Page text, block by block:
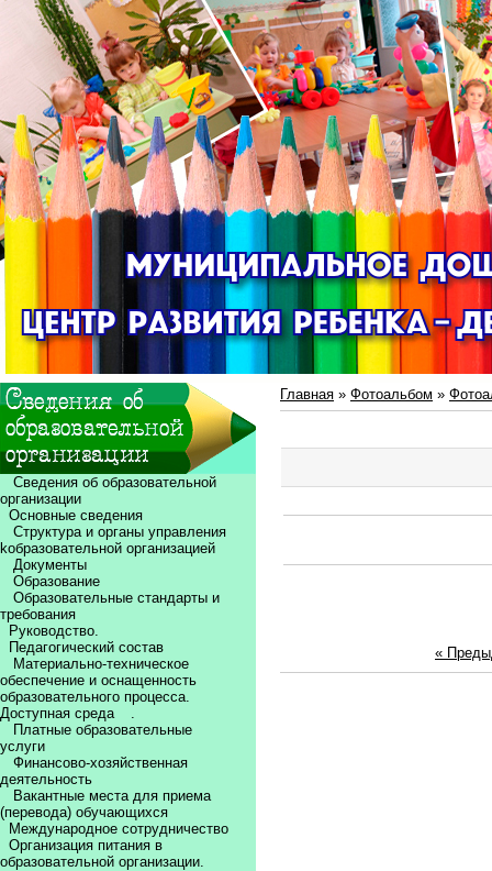
Сведения об образовательной
организации
Основные сведения
Структура и органы управления
kобразовательной организацией
Документы
Образование
Образовательные стандарты и
требования
Руководство.
Педагогический состав
Материально-техническое
обеспечение и оснащенность
образовательного процесса.
Доступная среда
.
Платные образовательные
услуги
Финансово-хозяйственная
деятельность
Вакантные места для приема
(перевода) обучающихся
Международное сотрудничество
Организация питания в
образовательной организации.
Главная » Фотоальбом »
«